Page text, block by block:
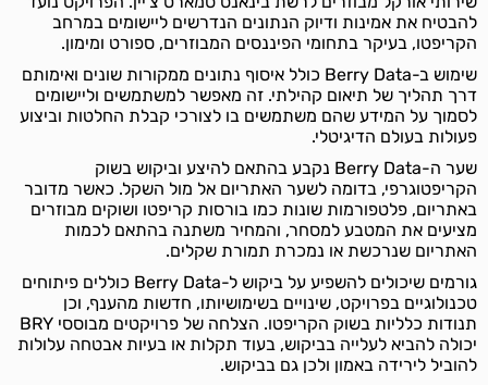
להבטיח את אמינות ודיוק הנתונים הנדרשים ליישומים במרחב
הקריפטו, בעיקר בתחומי הפיננסים המבוזרים, ספורט ומימון.
שימוש ב-Berry Data כולל איסוף נתונים ממקורות שונים ואימותם
דרך תהליך של תיאום קהילתי. זה מאפשר למשתמשים וליישומים
לסמוך על המידע שהם משתמשים בו לצורכי קבלת החלטות וביצוע
פעולות בעולם הדיגיטלי.
שער ה-Berry Data נקבע בהתאם להיצע וביקוש בשוק
הקריפטוגרפי, בדומה לשער האתריום אל מול השקל. כאשר מדובר
באתריום, פלטפורמות שונות כמו בורסות קריפטו ושוקים מבוזרים
מציעים את המטבע למסחר, והמחיר משתנה בהתאם לכמות
האתריום שנרכשת או נמכרת תמורת שקלים.
גורמים שיכולים להשפיע על ביקוש ל-Berry Data כוללים פיתוחים
טכנולוגיים בפרויקט, שינויים בשימושיותו, חדשות מהענף, וכן
תנודות כלליות בשוק הקריפטו. הצלחה של פרויקטים מבוססי BRY
יכולה להביא לעלייה בביקוש, בעוד תקלות או בעיות אבטחה עלולות
להוביל לירידה באמון ולכן גם בביקוש.